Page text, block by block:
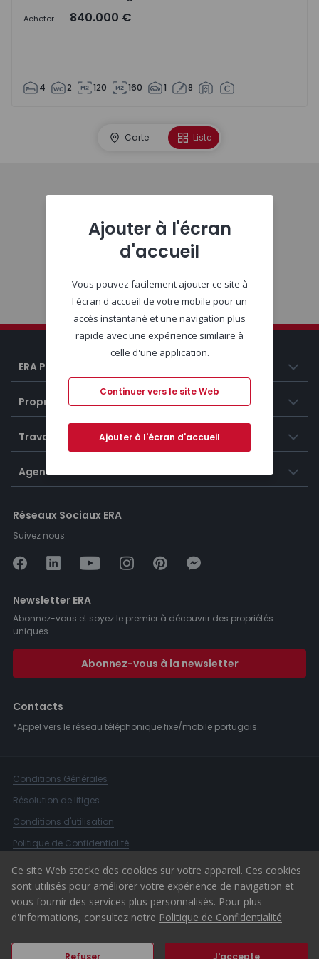
Acheter 840.000 €
4 2 120 160 1 8
Carte Liste
ERA Portugal
Propriétés
Travailler chez ERA
Agences ERA
Réseaux Sociaux ERA
Suivez nous:
Newsletter ERA
Abonnez-vous et soyez le premier à découvrir des propriétés
uniques.
Abonnez-vous à la newsletter
Contacts
*Appel vers le réseau téléphonique fixe/mobile portugais.
Conditions Générales
Résolution de litiges
Conditions d'utilisation
Politique de Confidentialité
Livre de Réclamations
Canal d'alerte
© 2026 ERA Portugal
Ce site Web stocke des cookies sur votre appareil. Ces cookies
sont utilisés pour améliorer votre expérience de navigation et
vous fournir des services plus personnalisés. Pour plus
d'informations, consultez notre Politique de Confidentialité
Refuser J'accepte
Ajouter à l'écran
d'accueil
Vous pouvez facilement ajouter ce site à
l'écran d'accueil de votre mobile pour un
accès instantané et une navigation plus
rapide avec une expérience similaire à
celle d'une application.
Continuer vers le site Web
Ajouter à l'écran d'accueil